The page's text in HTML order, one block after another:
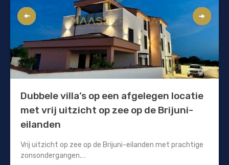
Dubbele villa’s op een afgelegen locatie
met vrij uitzicht op zee op de Brijuni-
eilanden
Vrij uitzicht op zee op de Brijuni-eilanden met prachtige
zonsondergangen.…